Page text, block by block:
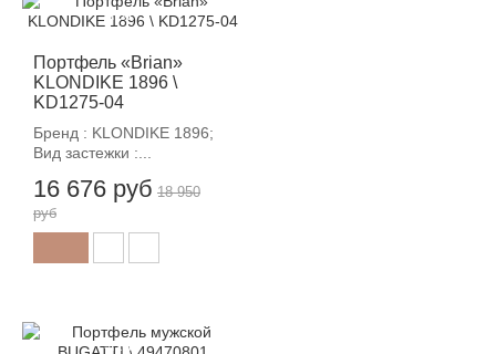
Портфель «Brian»
KLONDIKE 1896 \
KD1275-04
Бренд : KLONDIKE 1896;
Вид застежки :...
16 676 руб
-12%
18 950
руб
-12%